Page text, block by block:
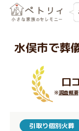
水俣市で葬
口
※調査概要
引取り個別火葬